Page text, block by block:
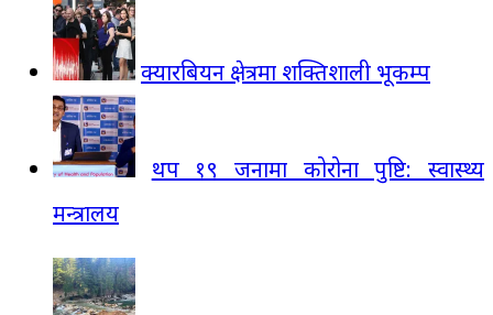
क्यारबियन क्षेत्रमा शक्तिशाली भूकम्प
थप १९ जनामा कोरोना पुष्टि: स्वास्थ्य
मन्त्रालय